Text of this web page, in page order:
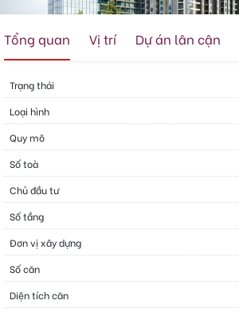
Tổng quan Vị trí Dự án lân cận
Trạng thái
Loại hình
Quy mô
Số toà
Chủ đầu tư
Số tầng
Đơn vị xây dựng
Số căn
Diện tích căn